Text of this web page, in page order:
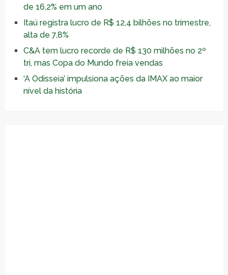
de 16,2% em um ano
Itaú registra lucro de R$ 12,4 bilhões no trimestre,
alta de 7,8%
C&A tem lucro recorde de R$ 130 milhões no 2º
tri, mas Copa do Mundo freia vendas
‘A Odisseia’ impulsiona ações da IMAX ao maior
nível da história